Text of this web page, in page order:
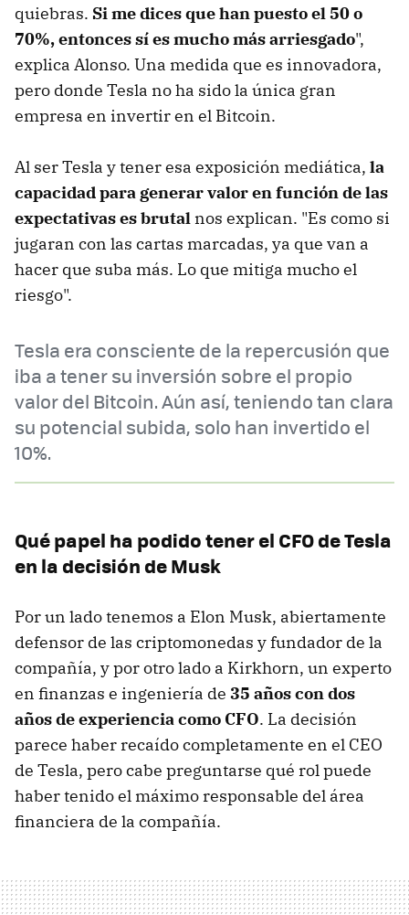
quiebras. Si me dices que han puesto el 50 o
70%, entonces sí es mucho más arriesgado",
explica Alonso. Una medida que es innovadora,
pero donde Tesla no ha sido la única gran
empresa en invertir en el Bitcoin.
Al ser Tesla y tener esa exposición mediática, la
capacidad para generar valor en función de las
expectativas es brutal nos explican. "Es como si
jugaran con las cartas marcadas, ya que van a
hacer que suba más. Lo que mitiga mucho el
riesgo".
Tesla era consciente de la repercusión que
iba a tener su inversión sobre el propio
valor del Bitcoin. Aún así, teniendo tan clara
su potencial subida, solo han invertido el
10%.
Qué papel ha podido tener el CFO de Tesla
en la decisión de Musk
Por un lado tenemos a Elon Musk, abiertamente
defensor de las criptomonedas y fundador de la
compañía, y por otro lado a Kirkhorn, un experto
en finanzas e ingeniería de 35 años con dos
años de experiencia como CFO. La decisión
parece haber recaído completamente en el CEO
de Tesla, pero cabe preguntarse qué rol puede
haber tenido el máximo responsable del área
financiera de la compañía.